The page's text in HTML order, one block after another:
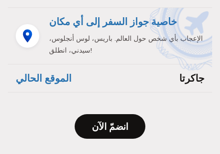
خاصية جواز السفر إلى أي مكان
الإعجاب بأي شخص حول العالم. باريس، لوس أنجلوس،
سيدني، انطلق!
الموقع الحالي جاكرتا
انضمّ الآن